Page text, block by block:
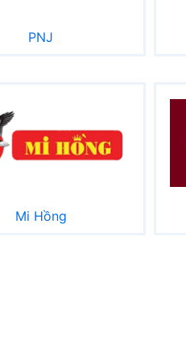
PNJ
Mi Hồng